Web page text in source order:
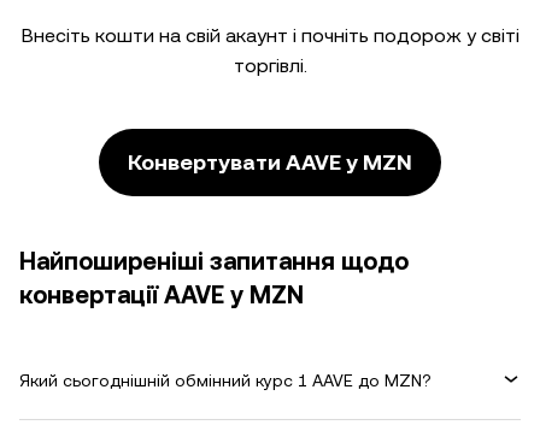
Внесіть кошти на свій акаунт і почніть подорож у світі
торгівлі.
Конвертувати AAVE у MZN
Найпоширеніші запитання щодо
конвертації AAVE у MZN
Який сьогоднішній обмінний курс 1 AAVE до MZN?